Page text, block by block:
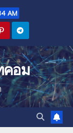
AM
คอม